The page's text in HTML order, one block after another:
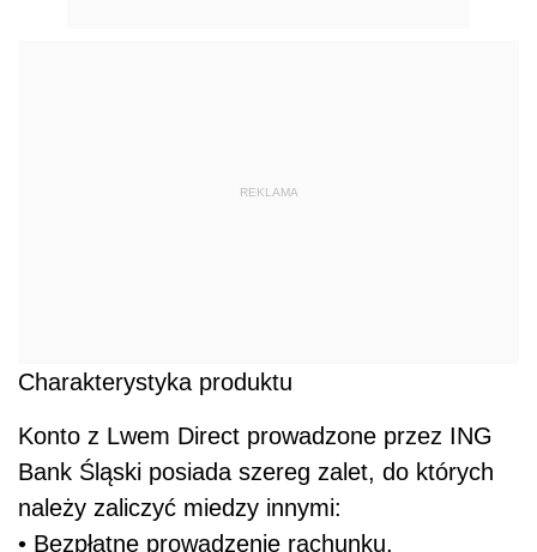
REKLAMA
Charakterystyka produktu
Konto z Lwem Direct prowadzone przez ING
Bank Śląski posiada szereg zalet, do których
należy zaliczyć miedzy innymi:
• Bezpłatne prowadzenie rachunku,